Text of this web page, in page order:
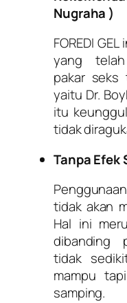
Nugraha )
FOREDI
yang
pakar seks
yaitu Dr.
itu
tidak
Tanpa Efek
tidak akan
Hal ini
dibanding
tidak
mampu
samping.